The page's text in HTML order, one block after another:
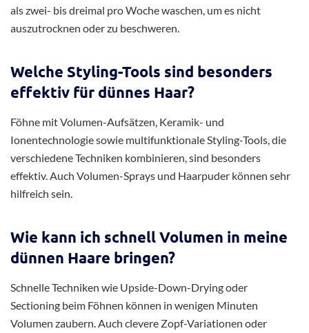
als zwei- bis dreimal pro Woche waschen, um es nicht
auszutrocknen oder zu beschweren.
Welche Styling-Tools sind besonders
effektiv für dünnes Haar?
Föhne mit Volumen-Aufsätzen, Keramik- und
Ionentechnologie sowie multifunktionale Styling-Tools, die
verschiedene Techniken kombinieren, sind besonders
effektiv. Auch Volumen-Sprays und Haarpuder können sehr
hilfreich sein.
Wie kann ich schnell Volumen in meine
dünnen Haare bringen?
Schnelle Techniken wie Upside-Down-Drying oder
Sectioning beim Föhnen können in wenigen Minuten
Volumen zaubern. Auch clevere Zopf-Variationen oder